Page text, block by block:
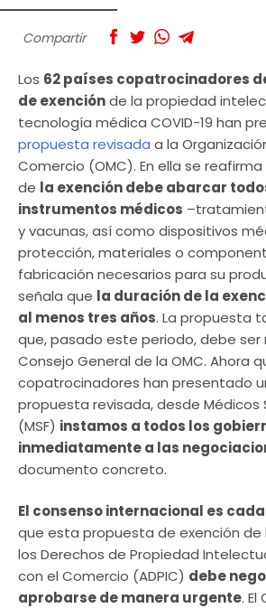
Compartir
Los 62 países copatrocinadores
de exenciónde la propiedad
tecnología médica COVID-19 han
propuesta revisada a la
Comercio (OMC). En ella se
de la exención debe abarcar
instrumentos médicos
y vacunas, así como dispositivos
protección, materiales o
fabricación necesarios para su
señala que la duración de la
al menos tres años. La propuesta
que, pasado este periodo, debe ser
Consejo General de la OMC. Ahora
copatrocinadores han presentado
propuesta revisada, desde Médicos
(MSF) instamos a todos los
inmediatamente a las
documento concreto.
El consenso internacional es
que esta propuesta de exención de
los Derechos de Propiedad
con el Comercio (ADPIC) debe
aprobarse de manera urgente. El